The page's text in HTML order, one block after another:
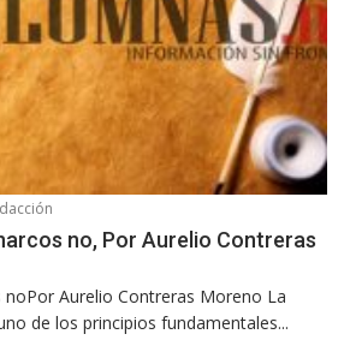
no, Por Aurelio Contreras
noPor Aurelio Contreras Moreno La
de los principios fundamentales...